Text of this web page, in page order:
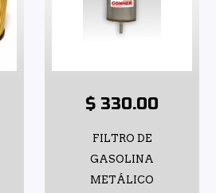
$ 330.00
FILTRO DE
GASOLINA
METÁLICO